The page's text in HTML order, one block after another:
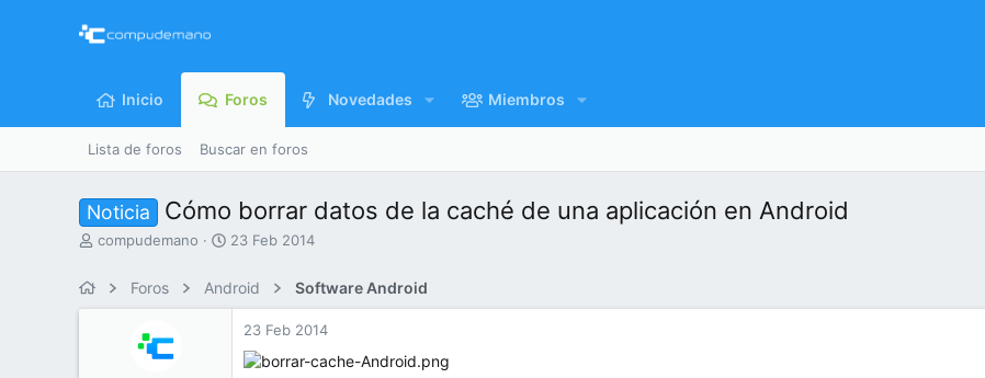
Inicio Foros Novedades Miembros
Lista de foros Buscar en foros
Noticia Cómo borrar datos de la caché de una aplicación en Android
Icompudemano
F
c
h
23 Feb 2014
Foros Android Software Android
23 Feb 2014